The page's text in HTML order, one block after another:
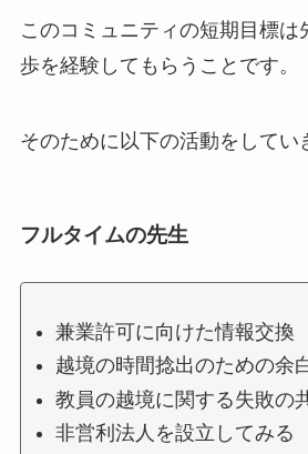
このコミュニティの短期目標は
歩を経験してもらうことです。
そのために以下の活動をしてい
フルタイムの先生
兼業許可に向けた情報交換
越境の時間捻出のための余
教員の越境に関する失敗の
非営利法人を設立してみる